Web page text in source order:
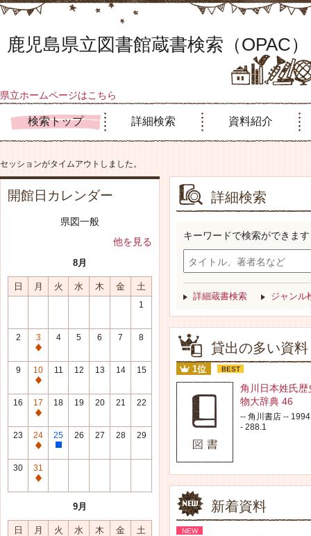
鹿児島県立図書館蔵書検索（OPAC）
県立ホームページはこちら
検索トップ 詳細検索 資料紹介
セッションがタイムアウトしました。
開館日カレンダー
県図一般
他を見る
8月
日 月 火 水 木 金 土
1
2
3
通
常
休
館
日
4 5 6 7 8
9
10
通
常
休
館
日
11 12 13 14 15
16
17
通
常
休
館
日
18 19 20 21 22
23
24
通
常
休
館
25
整
修
26 27 28 29
30
31
通
館
9月
日 月 火 水 木 金 土
詳細検索
キーワードで検索ができます
詳細蔵書検索 ジャンル
貸出の多い資料
1位 BEST
角川日本姓氏歴
物大辞典 46
-- 角川書店 --
- 288.1
新着資料
NEW